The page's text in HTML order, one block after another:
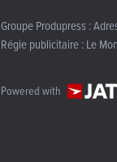
Groupe Produpress :
Régie publicitaire :Le
Powered with